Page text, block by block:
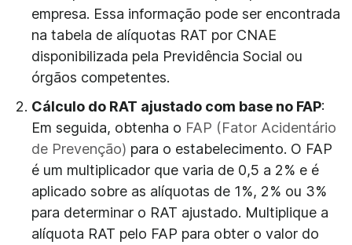
empresa. Essa informação pode ser encontrada
na tabela de alíquotas RAT por CNAE
disponibilizada pela Previdência Social ou
órgãos competentes.
Cálculo do RAT ajustado com base no FAP:
Em seguida, obtenha o FAP (Fator Acidentário
de Prevenção) para o estabelecimento. O FAP
é um multiplicador que varia de 0,5 a 2% e é
aplicado sobre as alíquotas de 1%, 2% ou 3%
para determinar o RAT ajustado. Multiplique a
alíquota RAT pelo FAP para obter o valor do